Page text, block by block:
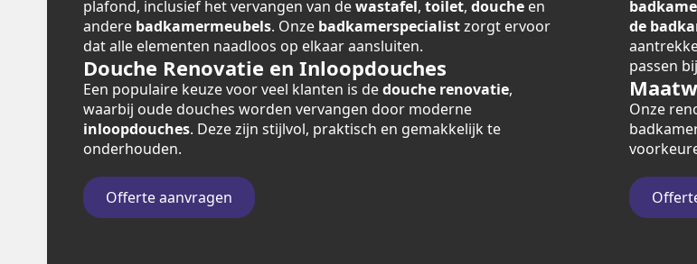
plafond, inclusief het vervangen van dewastafel, toilet, douche en
andere badkamermeubels. Onze badkamerspecialistzorgt ervoor
dat alle elementen naadloos op elkaar aansluiten.
Douche Renovatie en Inloopdouches
Een populaire keuze voor veel klanten is dedouche renovatie,
waarbij oude douches worden vervangen door moderne
inloopdouches. Deze zijn stijlvol, praktisch en gemakkelijk te
onderhouden.
Offerte aanvragen
de
passen
Onze